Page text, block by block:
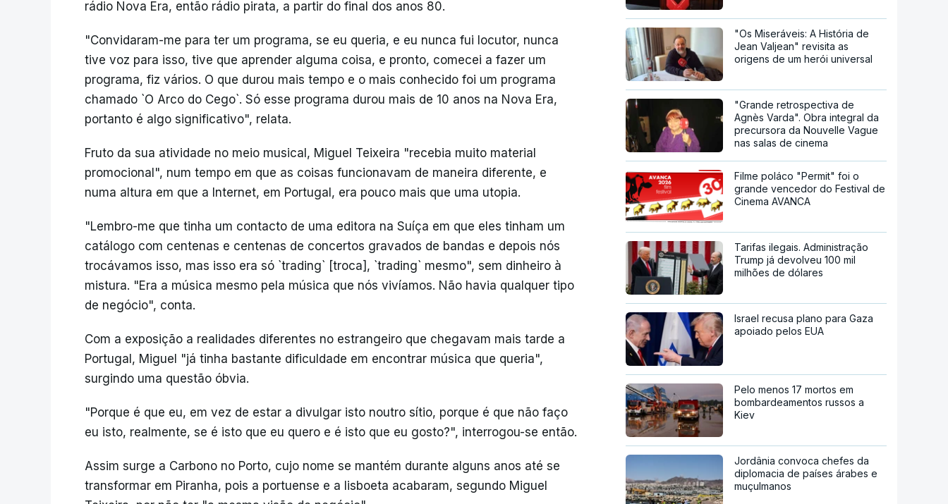
rádio Nova Era, então rádio pirata, a partir do final dos anos 80.
"Convidaram-me para ter um programa, se eu queria, e eu nunca fui locutor, nunca
tive voz para isso, tive que aprender alguma coisa, e pronto, comecei a fazer um
programa, fiz vários. O que durou mais tempo e o mais conhecido foi um programa
chamado `O Arco do Cego`. Só esse programa durou mais de 10 anos na Nova Era,
portanto é algo significativo", relata.
Fruto da sua atividade no meio musical, Miguel Teixeira "recebia muito material
promocional", num tempo em que as coisas funcionavam de maneira diferente, e
numa altura em que a Internet, em Portugal, era pouco mais que uma utopia.
"Lembro-me que tinha um contacto de uma editora na Suíça em que eles tinham um
catálogo com centenas e centenas de concertos gravados de bandas e depois nós
trocávamos isso, mas isso era só `trading` [troca], `trading` mesmo", sem dinheiro à
mistura. "Era a música mesmo pela música que nós vivíamos. Não havia qualquer tipo
de negócio", conta.
Com a exposição a realidades diferentes no estrangeiro que chegavam mais tarde a
Portugal, Miguel "já tinha bastante dificuldade em encontrar música que queria",
surgindo uma questão óbvia.
"Porque é que eu, em vez de estar a divulgar isto noutro sítio, porque é que não faço
eu isto, realmente, se é isto que eu quero e é isto que eu gosto?", interrogou-se então.
Assim surge a Carbono no Porto, cujo nome se mantém durante alguns anos até se
transformar em Piranha, pois a portuense e a lisboeta acabaram, segundo Miguel
"Os Miseráveis: A História de
Jean Valjean" revisita as
origens de um herói universal
"Grande retrospectiva de
Agnès Varda". Obra integral da
precursora da Nouvelle Vague
nas salas de cinema
Filme poláco "Permit" foi o
grande vencedor do Festival de
Cinema AVANCA
Tarifas ilegais. Administração
Trump já devolveu 100 mil
milhões de dólares
Israel recusa plano para Gaza
apoiado pelos EUA
Pelo menos 17 mortos em
bombardeamentos russos a
Kiev
Jordânia convoca chefes da
diplomacia de países árabes e
muçulmanos